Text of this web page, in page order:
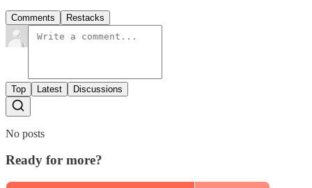
Comments Restacks
Top Latest Discussions
No posts
Ready for more?